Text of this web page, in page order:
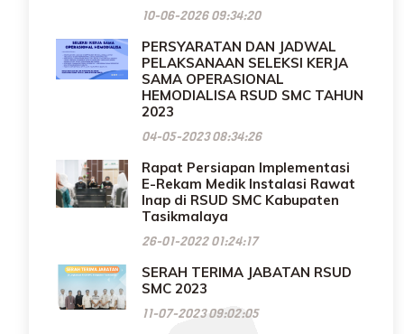
10-06-2026 09:34:20
PERSYARATAN DAN JADWAL
PELAKSANAAN SELEKSI KERJA
SAMA OPERASIONAL
HEMODIALISA RSUD SMC TAHUN
2023
04-05-2023 08:34:26
Rapat Persiapan Implementasi
E-Rekam Medik Instalasi Rawat
Inap di RSUD SMC Kabupaten
Tasikmalaya
26-01-2022 01:24:17
SERAH TERIMA JABATAN RSUD
SMC 2023
11-07-2023 09:02:05